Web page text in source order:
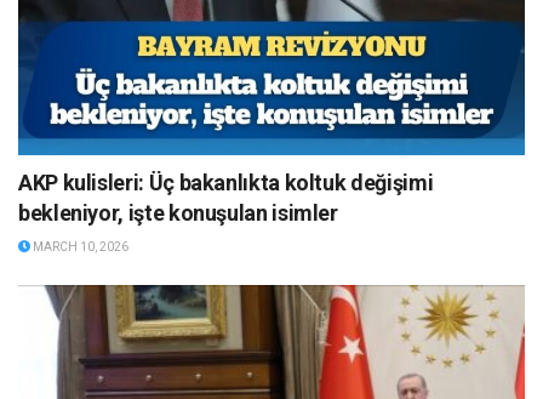
AKP kulisleri: Üç bakanlıkta koltuk değişimi
bekleniyor, işte konuşulan isimler
MARCH 10, 2026